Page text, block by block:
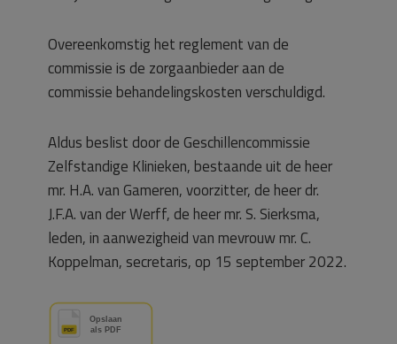
Overeenkomstig het reglement van de
commissie is de zorgaanbieder aan de
commissie behandelingskosten verschuldigd.
Aldus beslist door de Geschillencommissie
Zelfstandige Klinieken, bestaande uit de heer
mr. H.A. van Gameren, voorzitter, de heer dr.
J.F.A. van der Werff, de heer mr. S. Sierksma,
leden, in aanwezigheid van mevrouw mr. C.
Koppelman, secretaris, op 15 september 2022.